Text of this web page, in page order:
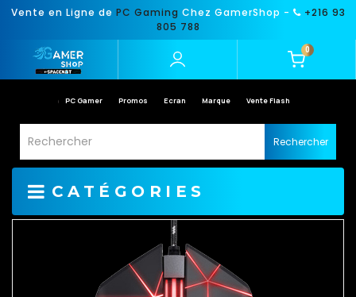
Vente en Ligne de PC Gaming Chez GamerShop -
+216 93
805 788
0
PC Gamer Promos Ecran Marque Vente Flash
Rechercher
CATÉGORIES